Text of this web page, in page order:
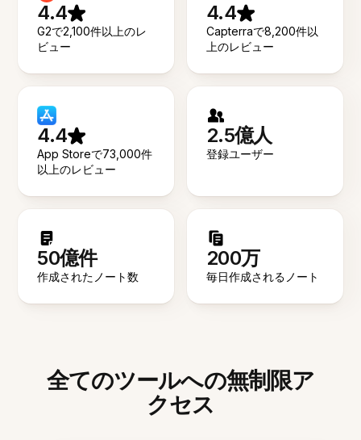
4.4
G2で2,100件以上のレ
ビュー
4.4
Capterraで8,200件以
上のレビュー
4.4
App Storeで73,000件
以上のレビュー
2.5億人
登録ユーザー
50億件
作成されたノート数
200万
毎日作成されるノート
全てのツールへの無制限ア
クセス